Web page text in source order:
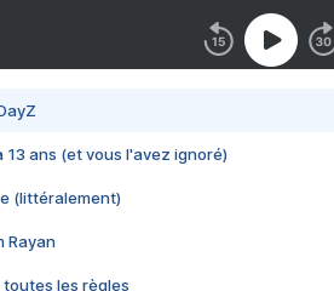
13 ans (et vous l'avez ignoré)
(littéralement)
Rayan
toutes les règles